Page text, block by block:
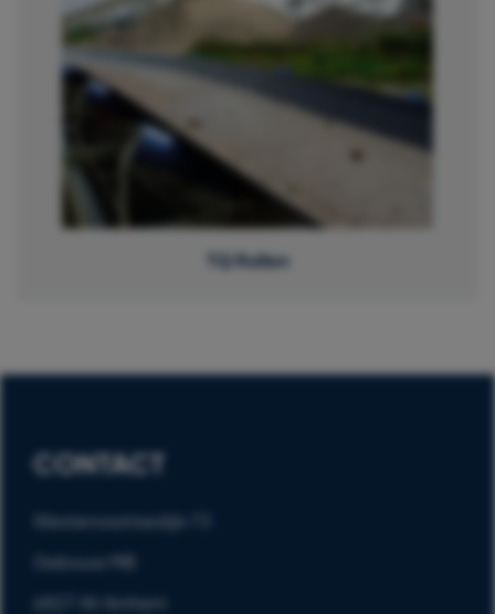
TQ Rollen
CONTACT
Westervoortsedijk 73
Gebouw MB
6827 AV Arnhem